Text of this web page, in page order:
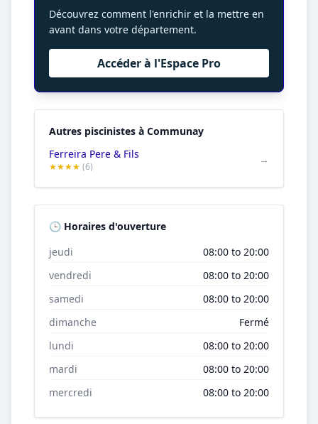
Découvrez comment l'enrichir et la mettre en
avant dans votre département.
Accéder à l'Espace Pro
Autres piscinistes à Communay
Ferreira Pere & Fils
★★★★ (6)
→
🕒 Horaires d'ouverture
jeudi
08:00 to 20:00
vendredi
08:00 to 20:00
samedi
08:00 to 20:00
dimanche
Fermé
lundi
08:00 to 20:00
mardi
08:00 to 20:00
mercredi
08:00 to 20:00